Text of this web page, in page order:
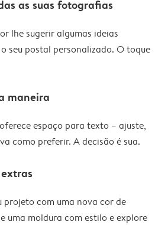
as suas fotografias
lhe sugerir algumas ideias
seu postal personalizado. O toque
maneira
espaço para texto – ajuste,
como preferir. A decisão é sua.
projeto com uma nova cor de
uma moldura com estilo e explore